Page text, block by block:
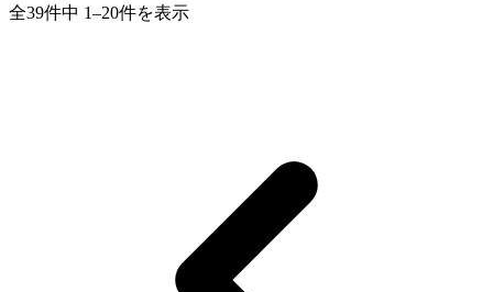
全39件中 1–20件を表示